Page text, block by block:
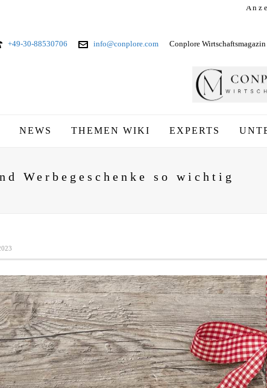
A n z
+49-30-88530706 info@conplore.com Conplore
NEWS THEMEN WIKI EXPERTS
Werbegeschenke so wichtig